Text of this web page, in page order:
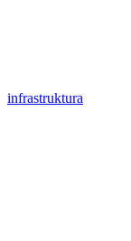
infrastruktura